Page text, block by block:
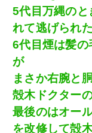
5代目万縄のと
れて逃げられ
6代目煙は髪の
が
まさか右腕と
殻木ドクター
最後のはオー
を改修して殻